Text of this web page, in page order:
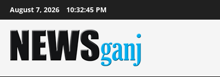
Skip
to
content
August 7, 2026 10:32:46 PM